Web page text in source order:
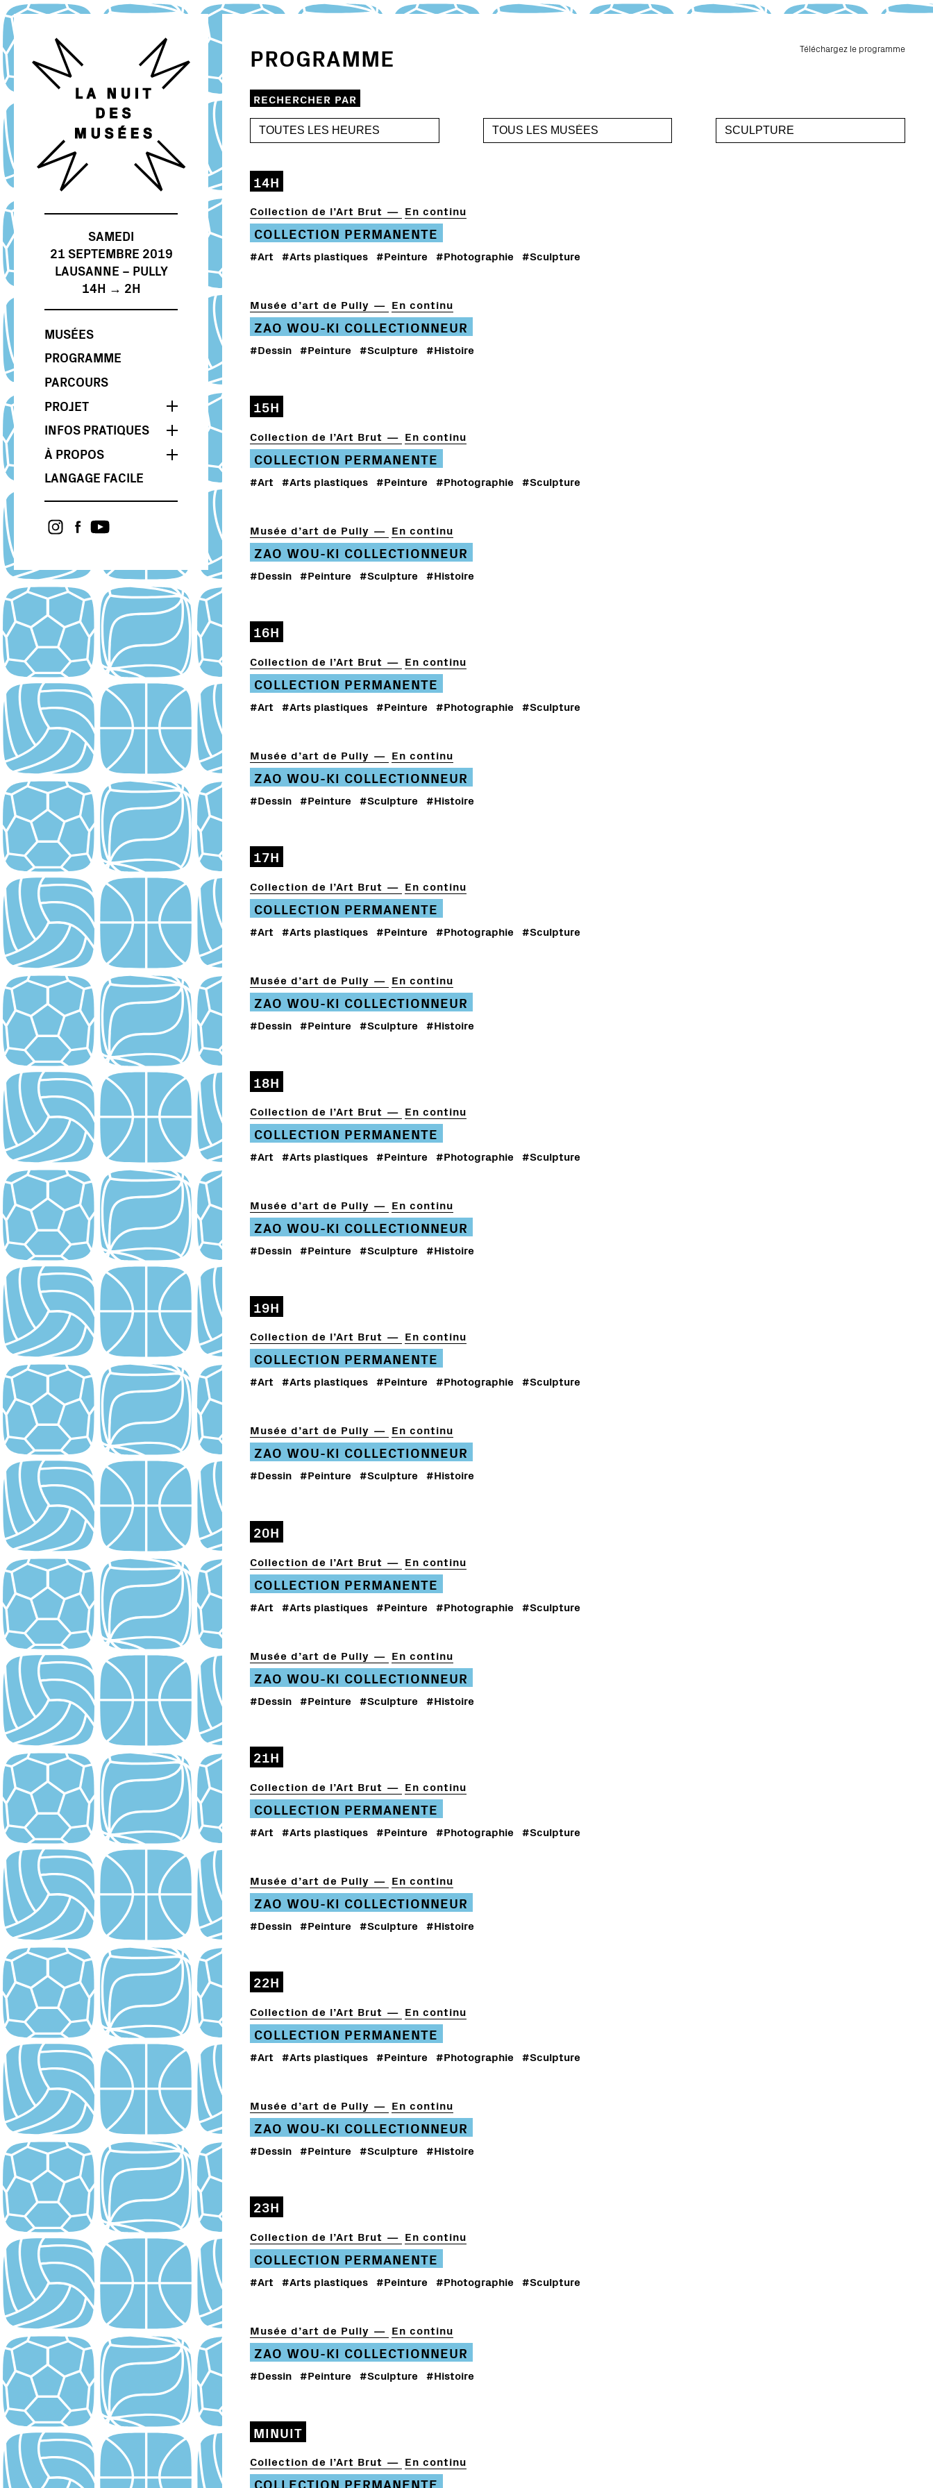
SAMEDI
21 SEPTEMBRE 2019
LAUSANNE – PULLY
14H → 2H
MUSÉES
PROGRAMME
PARCOURS
PROJET
VILLAGE DE LA NDM
NUIT OLYMPIQUE
L’AFTER DES MUSÉES
SCIENCES
INFOS PRATIQUES
BILLETTERIE
CONCOURS
CARTE
CONTACT
À PROPOS
THÈME : UNE NUIT QUI
PRESSE
GALERIE
ARCHIVES
LANGAGE FACILE
PROGRAMME Téléchargez le programme
RECHERCHER PAR
14H
Collection de l’Art Brut En continu
COLLECTION PERMANENTE
#Art #Arts plastiques #Peinture #Photographie #Sculpture
Musée d’art de Pully En continu
ZAO WOU-KI COLLECTIONNEUR
#Dessin #Peinture #Sculpture #Histoire
15H
Collection de l’Art Brut En continu
COLLECTION PERMANENTE
#Art #Arts plastiques #Peinture #Photographie #Sculpture
Musée d’art de Pully En continu
ZAO WOU-KI COLLECTIONNEUR
#Dessin #Peinture #Sculpture #Histoire
16H
Collection de l’Art Brut En continu
COLLECTION PERMANENTE
#Art #Arts plastiques #Peinture #Photographie #Sculpture
Musée d’art de Pully En continu
ZAO WOU-KI COLLECTIONNEUR
#Dessin #Peinture #Sculpture #Histoire
17H
Collection de l’Art Brut En continu
COLLECTION PERMANENTE
#Art #Arts plastiques #Peinture #Photographie #Sculpture
Musée d’art de Pully En continu
ZAO WOU-KI COLLECTIONNEUR
#Dessin #Peinture #Sculpture #Histoire
18H
Collection de l’Art Brut En continu
COLLECTION PERMANENTE
#Art #Arts plastiques #Peinture #Photographie #Sculpture
Musée d’art de Pully En continu
ZAO WOU-KI COLLECTIONNEUR
#Dessin #Peinture #Sculpture #Histoire
19H
Collection de l’Art Brut En continu
COLLECTION PERMANENTE
#Art #Arts plastiques #Peinture #Photographie #Sculpture
Musée d’art de Pully En continu
ZAO WOU-KI COLLECTIONNEUR
#Dessin #Peinture #Sculpture #Histoire
20H
Collection de l’Art Brut En continu
COLLECTION PERMANENTE
#Art #Arts plastiques #Peinture #Photographie #Sculpture
Musée d’art de Pully En continu
ZAO WOU-KI COLLECTIONNEUR
#Dessin #Peinture #Sculpture #Histoire
21H
Collection de l’Art Brut En continu
COLLECTION PERMANENTE
#Art #Arts plastiques #Peinture #Photographie #Sculpture
Musée d’art de Pully En continu
ZAO WOU-KI COLLECTIONNEUR
#Dessin #Peinture #Sculpture #Histoire
22H
Collection de l’Art Brut En continu
COLLECTION PERMANENTE
#Art #Arts plastiques #Peinture #Photographie #Sculpture
Musée d’art de Pully En continu
ZAO WOU-KI COLLECTIONNEUR
#Dessin #Peinture #Sculpture #Histoire
23H
Collection de l’Art Brut En continu
COLLECTION PERMANENTE
#Art #Arts plastiques #Peinture #Photographie #Sculpture
Musée d’art de Pully En continu
ZAO WOU-KI COLLECTIONNEUR
#Dessin #Peinture #Sculpture #Histoire
MINUIT
Collection de l’Art Brut En continu
COLLECTION PERMANENTE